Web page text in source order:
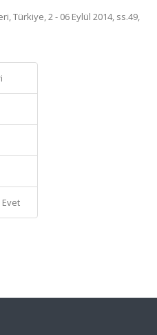
Türkiye, 2 - 06 Eylül 2014, ss.49,
Evet